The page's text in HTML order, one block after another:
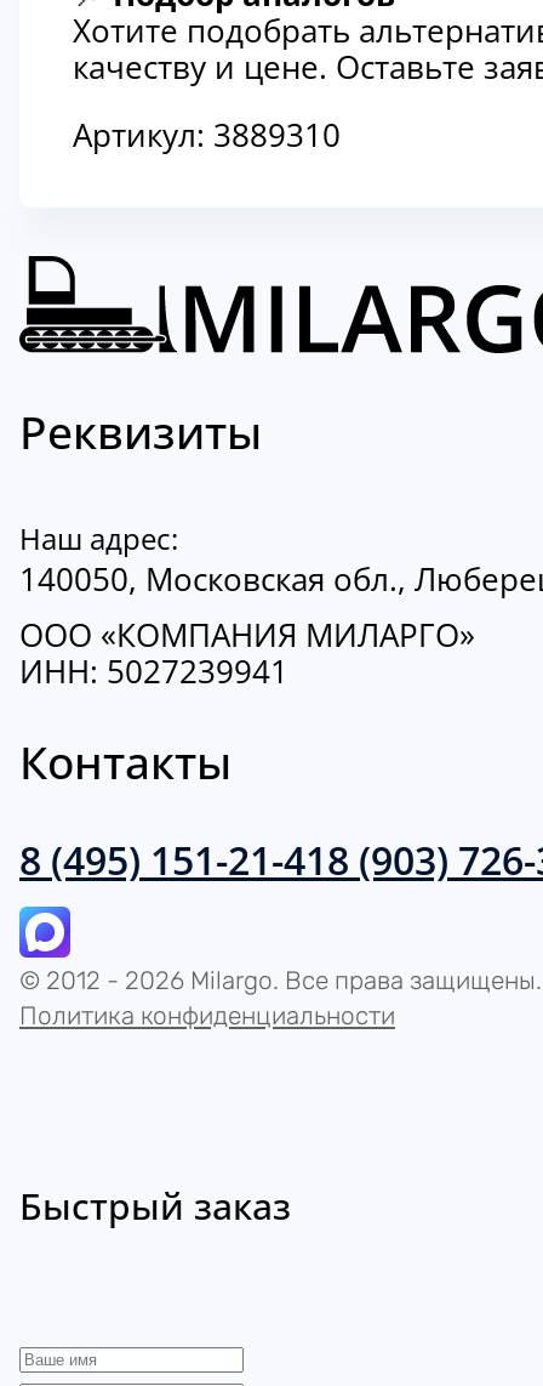
Хотите подобрать
качеству и цене. Оставьте
Артикул: 3889310
Реквизиты
Наш адрес:
140050, Московская обл.,
ООО «КОМПАНИЯ МИЛАРГО»
ИНН: 5027239941
Контакты
8 (495) 151-21-418 (903)
© 2012 - 2026 Milargo. Все права защищены.
Политика конфиденциальности
Быстрый заказ